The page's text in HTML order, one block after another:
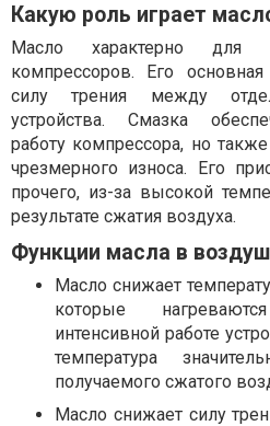
Какую роль играет
Масло характерно для
компрессоров. Его
силу трения между
устройства. Смазка
работу компрессора, но
чрезмерного износа. Его
прочего, из-за высокой
результате сжатия воздуха.
Функции масла в
Масло снижает
которые
интенсивной работе
температура
получаемого сжатого
Масло снижает силу